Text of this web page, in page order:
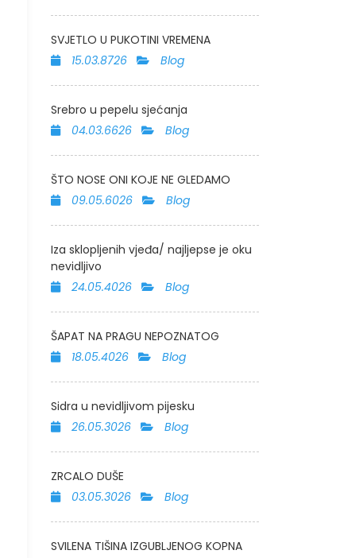
SVJETLO U PUKOTINI VREMENA
15.03.8726
Blog
Srebro u pepelu sjećanja
04.03.6626
Blog
ŠTO NOSE ONI KOJE NE GLEDAMO
09.05.6026
Blog
Iza sklopljenih vjeđa/ najljepse je oku
nevidljivo
24.05.4026
Blog
ŠAPAT NA PRAGU NEPOZNATOG
18.05.4026
Blog
Sidra u nevidljivom pijesku
26.05.3026
Blog
ZRCALO DUŠE
03.05.3026
Blog
SVILENA TIŠINA IZGUBLJENOG KOPNA